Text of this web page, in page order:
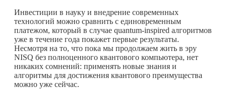
Инвестиции в науку и внедрение современных
технологий можно сравнить с единовременным
платежом, который в случае quantum-inspired алгоритмов
уже в течение года покажет первые результаты.
Несмотря на то, что пока мы продолжаем жить в эру
NISQ без полноценного квантового компьютера, нет
никаких сомнений: применять новые знания и
алгоритмы для достижения квантового преимущества
можно уже сейчас.